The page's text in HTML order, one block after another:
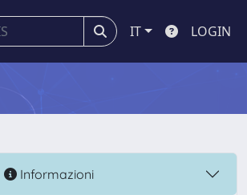
IT LOGIN
Informazioni